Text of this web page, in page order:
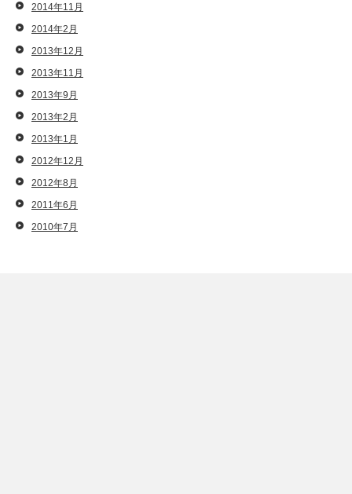
2014年11月
2014年2月
2013年12月
2013年11月
2013年9月
2013年2月
2013年1月
2012年12月
2012年8月
2011年6月
2010年7月